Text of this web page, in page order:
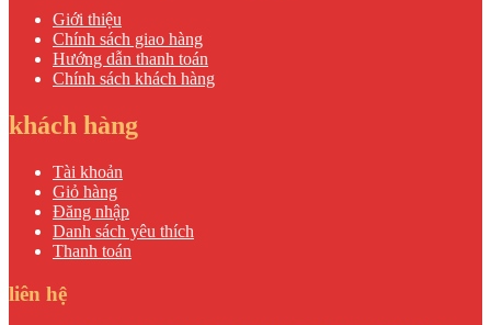
Giới thiệu
Chính sách giao hàng
Hướng dẫn thanh toán
Chính sách khách hàng
khách hàng
Tài khoản
Giỏ hàng
Đăng nhập
Danh sách yêu thích
Thanh toán
liên hệ